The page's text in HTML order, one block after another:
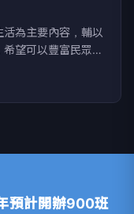
活為主要內容，輔以
望可以豐富民眾的
。
預計開辦900班